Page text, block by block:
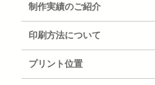
制作実績のご紹介
印刷方法について
プリント位置